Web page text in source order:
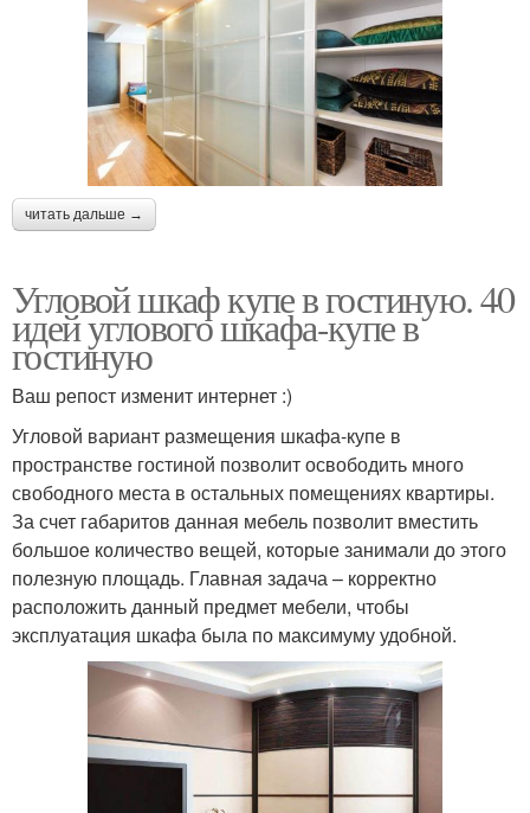
читать дальше →
Угловой шкаф купе в гостиную. 40
идей углового шкафа-купе в
гостиную
Ваш репост изменит интернет :)
Угловой вариант размещения шкафа-купе в
пространстве гостиной позволит освободить много
свободного места в остальных помещениях квартиры.
За счет габаритов данная мебель позволит вместить
большое количество вещей, которые занимали до этого
полезную площадь. Главная задача – корректно
расположить данный предмет мебели, чтобы
эксплуатация шкафа была по максимуму удобной.